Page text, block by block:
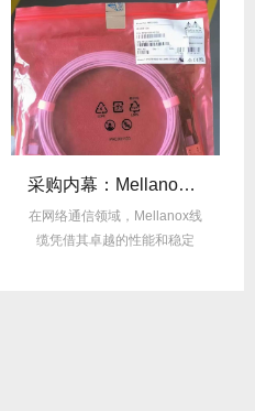
采购内幕：Mellanox线缆验真3步走，假货休想蒙混过关！
在网络通信领域，Mellanox线
缆凭借其卓越的性能和稳定